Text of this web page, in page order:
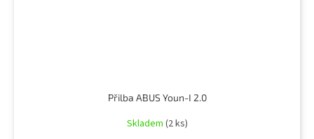
Přilba ABUS Youn-I 2.0
Skladem (2 ks)